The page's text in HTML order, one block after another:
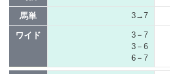
馬単 3→7
ワイド
3－7
3－6
6－7